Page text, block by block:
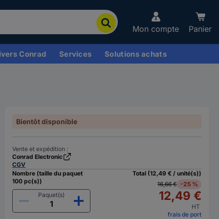
Mon compte Panier
Conrad Services Solutions achats
Bientôt disponible
Vente et expédition :
Conrad Electronic
CGV
Nombre (taille du paquet
100 pc(s))
Paquet(s)
Total (12,49 € / unité(s))
16,66 € -25 %
12,49 €
HT
frais de port